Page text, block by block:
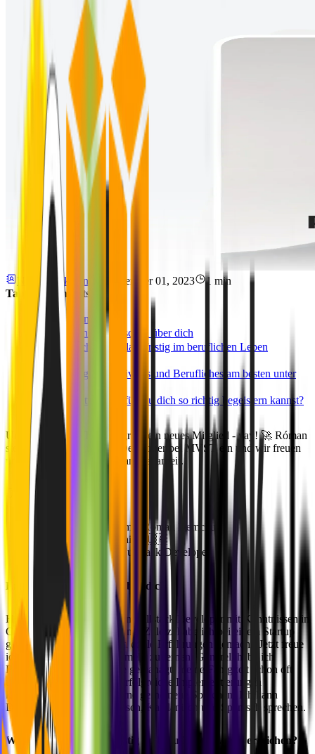
Niklas Rickmann November 01, 2023
1 min
Table of Contents
Über Róman
Erzähl uns ein bisschen über dich
Was möchtest Du langfristig im beruflichen Leben
erreichen?
Wie bringst Du Privates und Berufliches am besten unter
einen Hut?
Gibt es etwas, wofür Du dich so richtig begeistern kannst?
Unser Barcelona-Team begrüßt ein neues Mitglied - yay! 🚀 Róman
steigt als Junior Fullstack Developer bei MVST ein und wir freuen
uns schon sehr auf die Zusammenarbeit.
Über Róman
Vollständiger Name: Róman Demchuk
Heimatland: Ukraine 🇺🇦
Position: Junior Fullstack Developer
Erzähl uns ein bisschen über dich
Hey, ich bin Róman und bin Fullstack Developer mit Kenntnissen in
Git, CI/CD und Code-Testing. Zuletzt habe ich bei einem Startup
gearbeitet und dort wirklich coole Erfahrungen gemacht. Jetzt freue
ich mich, bei MVST noch mehr zu lernen. Generell habe ich
Projekte in der Baubranche gemanagt, meine Fähigkeit schon oft
unter Beweis gestellt und erfolgreiche Implementierungen
koordiniert. Oh, und ich lerne gerne neue Sprachen! Ich kann
Deutsch, Englisch, Ukrainisch, Katalanisch und Spanisch sprechen.
Was möchtest Du langfristig im beruflichen Leben erreichen?